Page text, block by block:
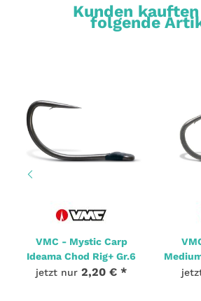
Kunden
folgende
VMC - Mystic Carp
Ideama Chod Rig+ Gr.6
jetzt nur 2,20 € *